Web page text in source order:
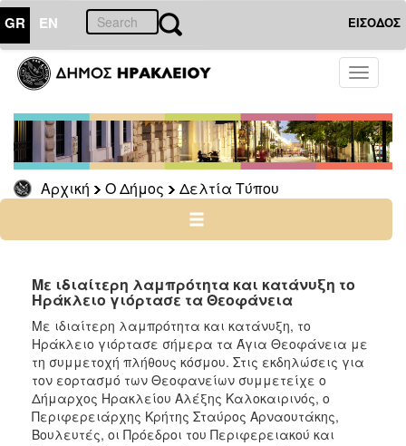
GR EN ΕΙΣΟΔΟΣ
Toggle
Αρχική Ο Δήμος Δελτία Τύπου
ΔΗΜΟΣ
Δελτία
Τύπου
Αρχείο
ΠΟΛΙΤΙΣΜΟΣ
ΑΝΘΕΚΤΙΚΗ
ΠΟΛΗ
Με ιδιαίτερη λαμπρότητα και κατάνυξη το
Ηράκλειο γιόρτασε τα Θεοφάνεια
Με ιδιαίτερη λαμπρότητα και κατάνυξη, το
Ηράκλειο γιόρτασε σήμερα τα Άγια Θεοφάνεια με
τη συμμετοχή πλήθους κόσμου. Στις εκδηλώσεις για
τον εορτασμό των Θεοφανείων συμμετείχε ο
Δήμαρχος Ηρακλείου Αλέξης Καλοκαιρινός, ο
Περιφερειάρχης Κρήτης Σταύρος Αρναουτάκης,
Βουλευτές, οι Πρόεδροι του Περιφερειακού και